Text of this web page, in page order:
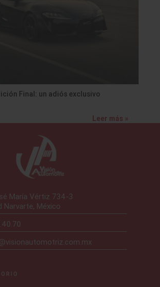
Final: un adiós exclusivo
Leer más »
María Vértiz 734-3
Narvarte, México